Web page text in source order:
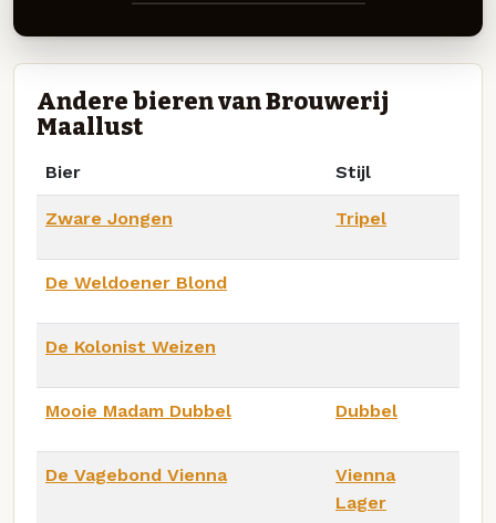
Andere bieren van Brouwerij
Maallust
Bier Stijl
Zware Jongen Tripel
De Weldoener Blond
De Kolonist Weizen
Mooie Madam Dubbel Dubbel
De Vagebond Vienna
Vienna
Lager